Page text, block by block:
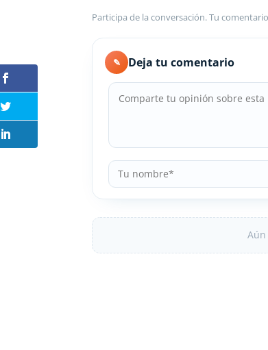
Participa de la conversación. Tu
✎ Deja tu comentario